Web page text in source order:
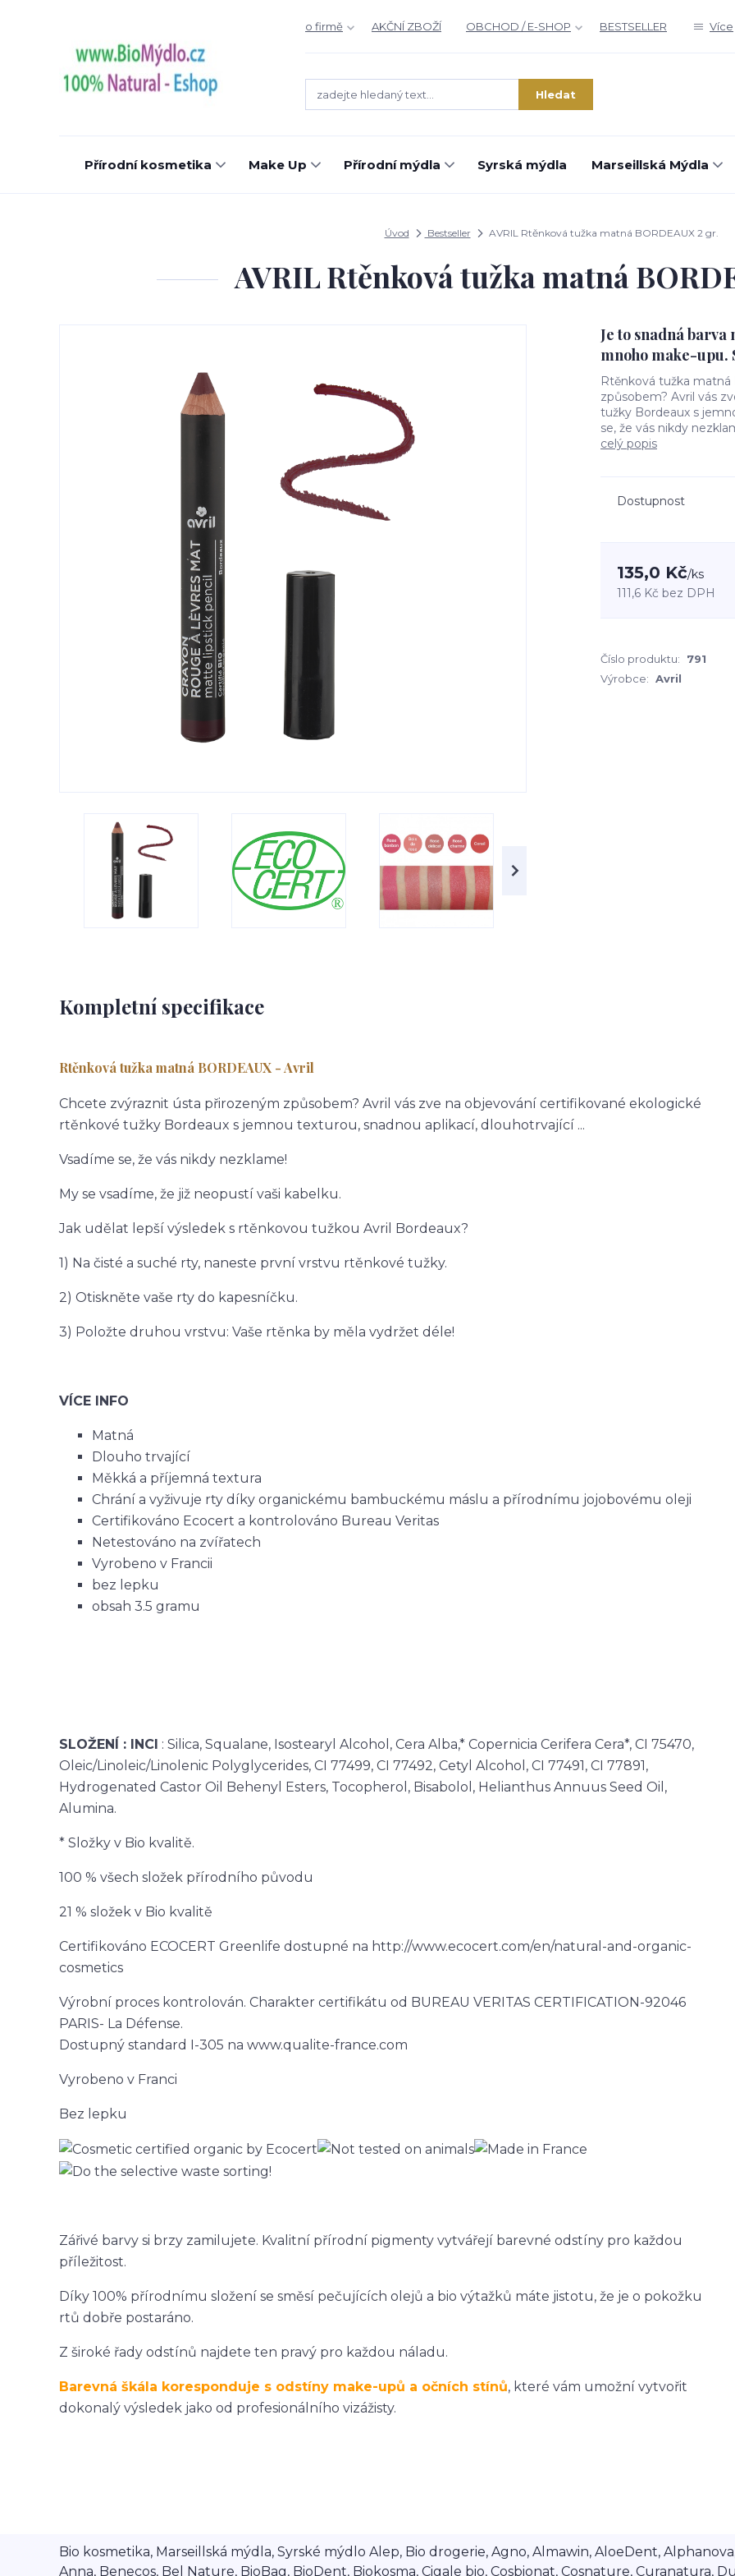
o firmě AKČNÍ ZBOŽÍ OBCHOD / E-SHOP BESTSELLER Více
Hledat
Přírodní kosmetika Make Up Přírodní mýdla Syrská mýdla Marseillská Mýdla
Úvod Bestseller AVRIL Rtěnková tužka matná BORDEAUX 2 gr.
AVRIL Rtěnková tužka matná
Je to snadná
mnoho make-upu.
Rtěnková tužka
způsobem? Avril vás
tužky Bordeaux s
se, že vás nikdy
celý popis
Dostupnost
135,0 Kč/ks
111,6 Kč bez DPH
Číslo produktu: 791
Výrobce: Avril
Kompletní specifikace
Rtěnková tužka matná BORDEAUX - Avril
Chcete zvýraznit ústa přirozeným způsobem? Avril vás zve na objevování certifikované ekologické
rtěnkové tužky Bordeaux s jemnou texturou, snadnou aplikací, dlouhotrvající ...
Vsadíme se, že vás nikdy nezklame!
My se vsadíme, že již neopustí vaši kabelku.
Jak udělat lepší výsledek s rtěnkovou tužkou Avril Bordeaux?
1) Na čisté a suché rty, naneste první vrstvu rtěnkové tužky.
2) Otiskněte vaše rty do kapesníčku.
3) Položte druhou vrstvu: Vaše rtěnka by měla vydržet déle!
VÍCE INFO
Matná
Dlouho trvající
Měkká a příjemná textura
Chrání a vyživuje rty díky organickému bambuckému máslu a přírodnímu jojobovému oleji
Certifikováno Ecocert a kontrolováno Bureau Veritas
Netestováno na zvířatech
Vyrobeno v Francii
bez lepku
obsah 3.5 gramu
SLOŽENÍ : INCI : Silica, Squalane, Isostearyl Alcohol, Cera Alba,* Copernicia Cerifera Cera*, CI 75470,
Oleic/Linoleic/Linolenic Polyglycerides, CI 77499, CI 77492, Cetyl Alcohol, CI 77491, CI 77891,
Hydrogenated Castor Oil Behenyl Esters, Tocopherol, Bisabolol, Helianthus Annuus Seed Oil,
Alumina.
* Složky v Bio kvalitě.
100 % všech složek přírodního původu
21 % složek v Bio kvalitě
Certifikováno ECOCERT Greenlife dostupné na http://www.ecocert.com/en/natural-and-organic-
cosmetics
Výrobní proces kontrolován. Charakter certifikátu od BUREAU VERITAS CERTIFICATION-92046
PARIS- La Défense.
Dostupný standard I-305 na www.qualite-france.com
Vyrobeno v Franci
Bez lepku
Zářivé barvy si brzy zamilujete. Kvalitní přírodní pigmenty vytvářejí barevné odstíny pro každou
příležitost.
Díky 100% přírodnímu složení se směsí pečujících olejů a bio výtažků máte jistotu, že je o pokožku
rtů dobře postaráno.
Z široké řady odstínů najdete ten pravý pro každou náladu.
Barevná škála koresponduje s odstíny make-upů a očních stínů, které vám umožní vytvořit
dokonalý výsledek jako od profesionálního vizážisty.
Bio kosmetika, Marseillská mýdla, Syrské mýdlo Alep, Bio drogerie, Agno, Almawin, AloeDent,
Anna, Benecos, Bel Nature, BioBag, BioDent, Biokosma, Cigale bio, Cosbionat, Cosnature, Curanatura,